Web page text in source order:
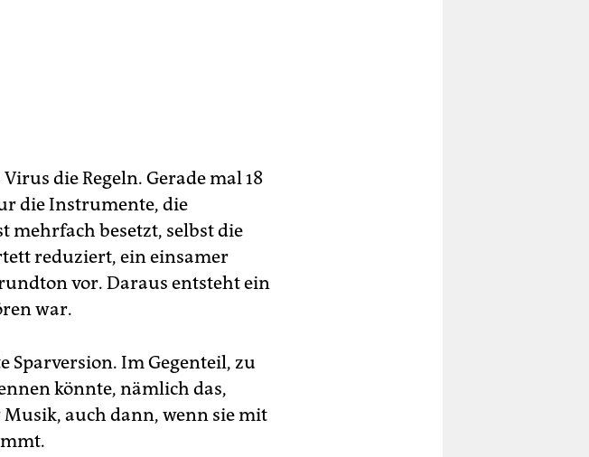
die Regeln. Gerade mal 18
die Instrumente, die
mehrfach besetzt, selbst die
reduziert, ein einsamer
vor. Daraus entsteht ein
war.
Sparversion. Im Gegenteil, zu
könnte, nämlich das,
auch dann, wenn sie mit